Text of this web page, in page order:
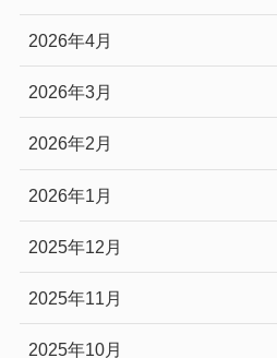
2026年4月
2026年3月
2026年2月
2026年1月
2025年12月
2025年11月
2025年10月